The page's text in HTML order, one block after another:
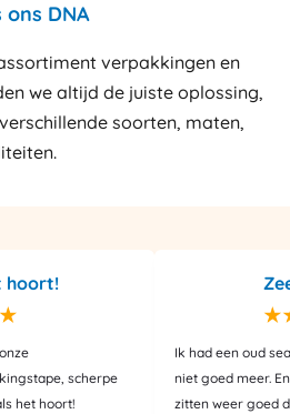
DNA
verpakkingen en
we altijd de juiste oplossing,
soorten, maten,
hoort!
scherpe
het hoort!
Ik had een oud
niet goed meer.
zitten weer goed